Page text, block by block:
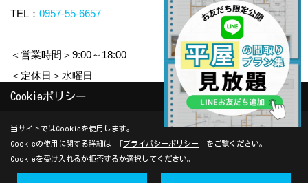
TEL： 0957-55-6657
＜営業時間＞9:00～18:00
＜定休日＞水曜日
Copyright (c) yamauchi-jyuken. All Rights Reserved.
Produced byゴデスクリエイト
Cookieポリシー
当サイトではCookieを使用します。
Cookieの使用に関する詳細は 「プライバシーポリシー 」をご覧ください。
Cookieを受け入れるか拒否するか選択してください。